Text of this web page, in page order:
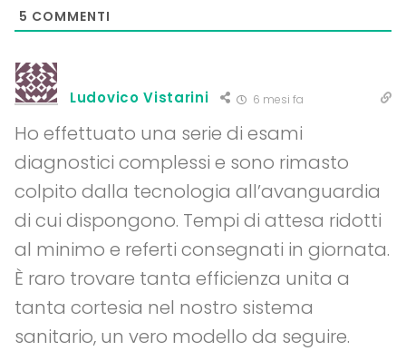
5 COMMENTI
Ludovico Vistarini 6 mesi fa
Ho effettuato una serie di esami
diagnostici complessi e sono rimasto
colpito dalla tecnologia all’avanguardia
di cui dispongono. Tempi di attesa ridotti
al minimo e referti consegnati in giornata.
È raro trovare tanta efficienza unita a
tanta cortesia nel nostro sistema
sanitario, un vero modello da seguire.